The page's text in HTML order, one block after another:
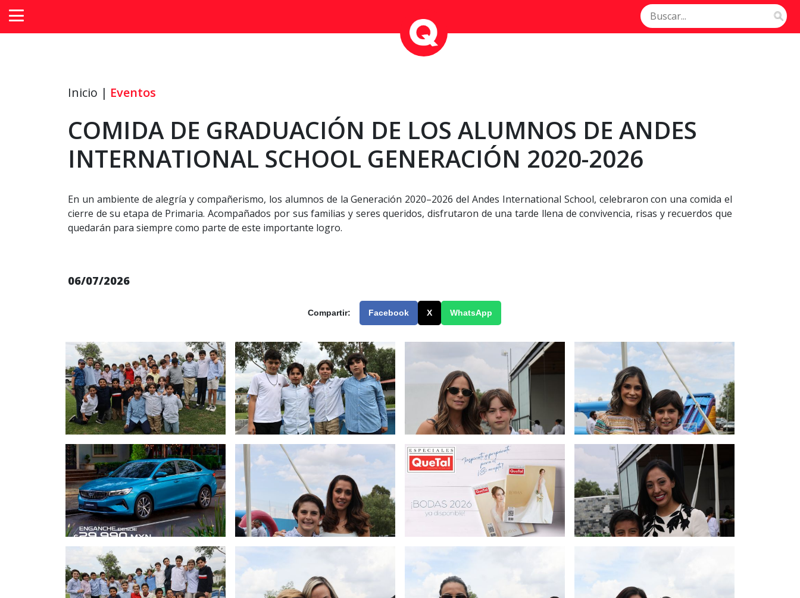
Inicio | Eventos
COMIDA DE GRADUACIÓN DE LOS ALUMNOS DE ANDES
INTERNATIONAL SCHOOL GENERACIÓN 2020-2026
En un ambiente de alegría y compañerismo, los alumnos de la Generación 2020–2026 del Andes International School, celebraron con una comida el
cierre de su etapa de Primaria. Acompañados por sus familias y seres queridos, disfrutaron de una tarde llena de convivencia, risas y recuerdos que
quedarán para siempre como parte de este importante logro.
06/07/2026
Compartir: Facebook X WhatsApp